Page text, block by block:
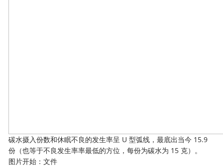
碳水摄入份数和休眠不良的发生率呈 U 型弧线，最底出当今 15.9
份（也等于不良发生率率最低的方位，每份为碳水为 15 克）。
图片开始：文件